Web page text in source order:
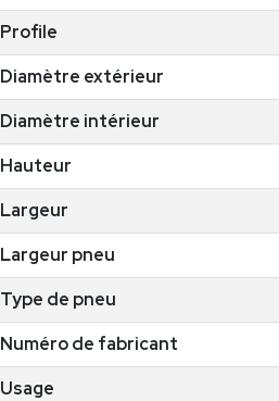
Profile
Diamètre extérieur
Diamètre intérieur
Hauteur
Largeur
Largeur pneu
Type de pneu
Numéro de fabricant
Usage